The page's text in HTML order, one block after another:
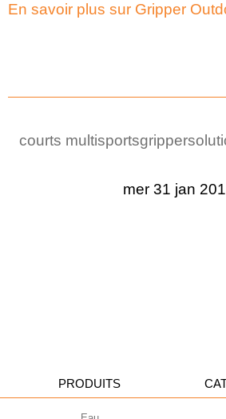
En savoir plus sur Gripper
courts multisportsgripper
mer 31 jan
PRODUITS